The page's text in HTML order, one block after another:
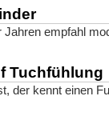
Jahren empfahl
Tuchfühlung
der kennt einen